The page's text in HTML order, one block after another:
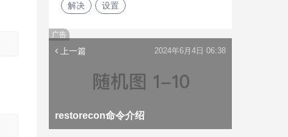
解决 设置
广告
上一篇
restorecon命令介绍
2024年6月4日 06:38